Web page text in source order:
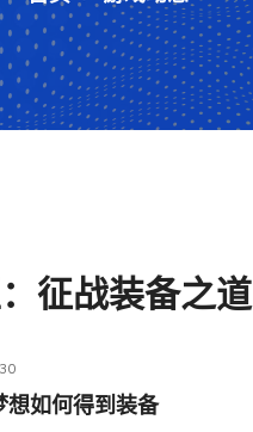
征战装备之道
如何得到装备